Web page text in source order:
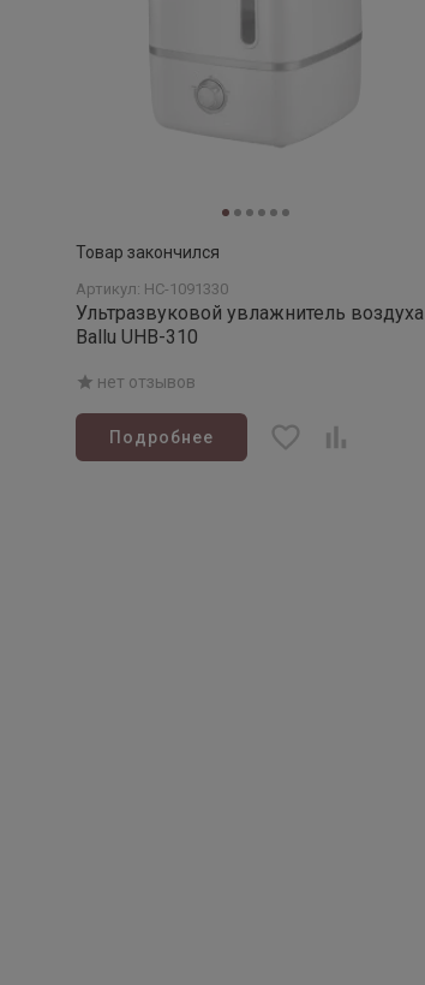
Товар закончился
Артикул: НС-1091330
Ультразвуковой увлажнитель воздуха
Ballu UHB-310
нет отзывов
Подробнее